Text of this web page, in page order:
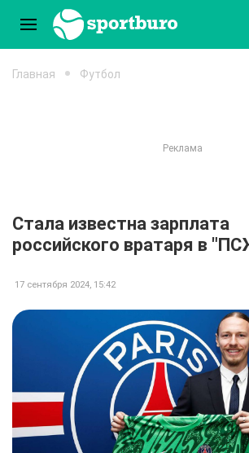
Главная Футбол
Стала известна зарплата
российского вратаря в
17 сентября 2024, 15:42